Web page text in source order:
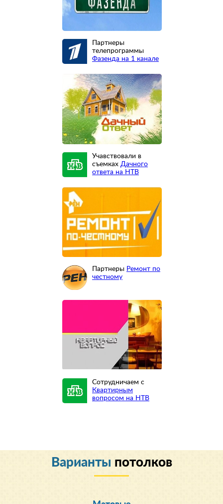
Партнеры
телепрограммы
Фазенда на 1 канале
Учавствовали в
съемках Дачного
ответа на НТВ
Партнеры Ремонт по
честному
Сотрудничаем с
Квартирным
вопросом на НТВ
Варианты потолков